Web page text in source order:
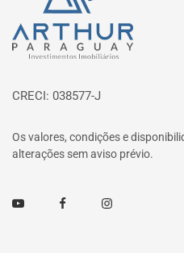
CRECI: 038577-J
Os valores, condições e
alterações sem aviso prévio.
Youtube FacebookInstagram